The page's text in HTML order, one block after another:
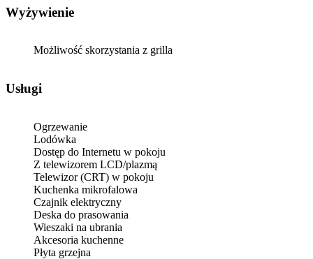
Wyżywienie
Możliwość skorzystania z grilla
Usługi
Ogrzewanie
Lodówka
Dostęp do Internetu w pokoju
Z telewizorem LCD/plazmą
Telewizor (CRT) w pokoju
Kuchenka mikrofalowa
Czajnik elektryczny
Deska do prasowania
Wieszaki na ubrania
Akcesoria kuchenne
Płyta grzejna